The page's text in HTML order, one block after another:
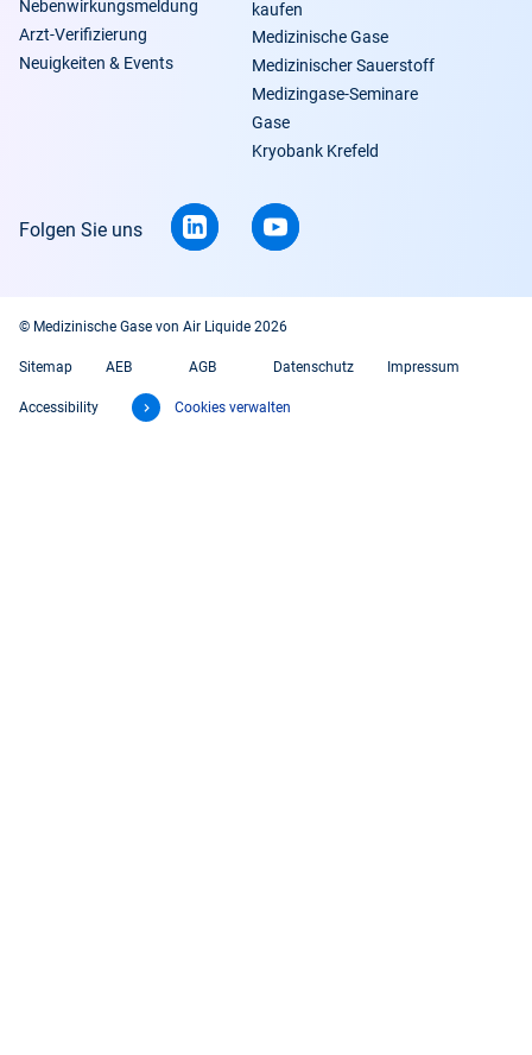
Nebenwirkungsmeldung
Arzt-Verifizierung
Neuigkeiten & Events
kaufen
Medizinische Gase
Medizinischer Sauerstoff
Medizingase-Seminare
Gase
Kryobank Krefeld
Folgen Sie uns
© Medizinische Gase von Air Liquide 2026
Sitemap AEB AGB Datenschutz Impressum
Accessibility Cookies verwalten